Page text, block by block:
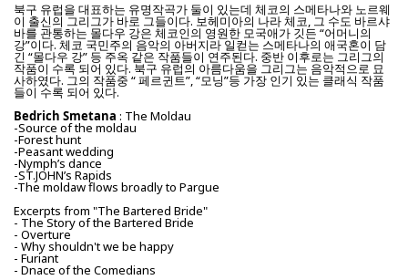
북구 유럽을 대표하는 유명작곡가 둘이 있는데 체코의 스메타나와 노르웨
이 출신의 그리그가 바로 그들이다. 보헤미아의 나라 체코, 그 수도 바르샤
바를 관통하는 몰다우 강은 체코인의 영원한 모국애가 깃든 “어머니의
강”이다. 체코 국민주의 음악의 아버지라 일컫는 스메타나의 애국혼이 담
긴 “몰다우 강” 등 주옥 같은 작품들이 연주된다. 중반 이후로는 그리그의
작품이 수록 되어 있다. 북구 유럽의 아름다움을 그리그는 음악적으로 묘
사하였다. 그의 작품중 “ 페르귄트”, “모닝”등 가장 인기 있는 클래식 작품
들이 수록 되어 있다.
Bedrich Smetana : The Moldau
-Source of the moldau
-Forest hunt
-Peasant wedding
-Nymph’s dance
-ST.JOHN’s Rapids
-The moldaw flows broadly to Pargue
Excerpts from "The Bartered Bride"
- The Story of the Bartered Bride
- Overture
- Why shouldn't we be happy
- Furiant
- Dnace of the Comedians